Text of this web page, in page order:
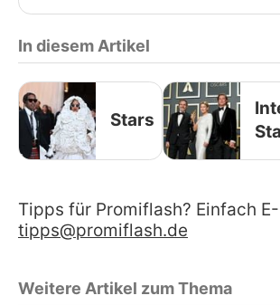
In diesem Artikel
Stars
Tipps für Promiflash? Einfach
tipps@promiflash.de
Weitere Artikel zum Thema